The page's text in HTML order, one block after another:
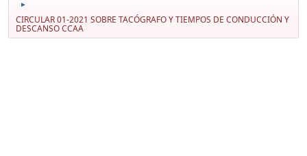
►
CIRCULAR 01-2021 SOBRE TACÓGRAFO Y TIEMPOS DE CONDUCCIÓN Y
DESCANSO CCAA